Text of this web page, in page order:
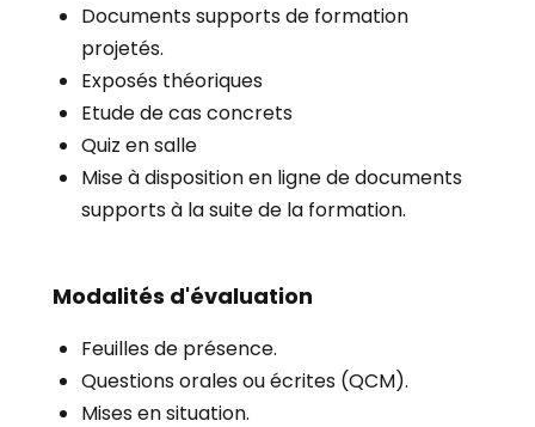
Documents supports de formation
projetés.
Exposés théoriques
Etude de cas concrets
Quiz en salle
Mise à disposition en ligne de documents
supports à la suite de la formation.
Modalités d'évaluation
Feuilles de présence.
Questions orales ou écrites (QCM).
Mises en situation.